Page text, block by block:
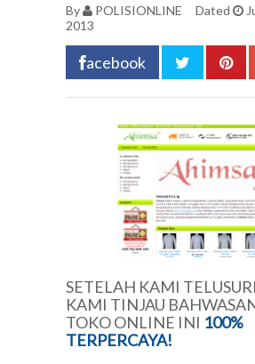
By POLISIONLINE Dated
2013
acebook
SETELAH KAMI
KAMI TINJAU
TOKO ONLINE INI 100%
TERPERCAYA!